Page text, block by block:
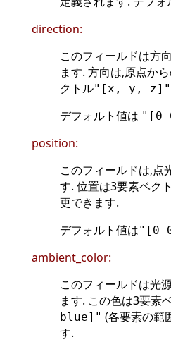
direction:
このフィールドは方
ます. 方向は,原点か
クトル"[x, y, z]"
デフォルト値は "[0
position:
このフィールドは,点
す. 位置は3要素ベク
更できます.
デフォルト値は"[0
ambient_color:
このフィールドは光
ます. この色は3要素
blue]" (各要素の範
す.